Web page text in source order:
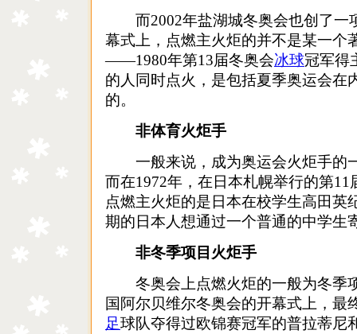
而2002年盐湖城冬奥会也创了一
幕式上，点燃主火炬的并不是某一个
――1980年第13届冬奥会冰球冠军得
的人同时点火，是包括夏季奥运会在
的。
非体育火炬手
一般来说，成为奥运会火炬手的
而在1972年，在日本札幌举行的第
点燃主火炬的是日本在校学生高田英
期的日本人想通过一个普通的中学生
非冬季项目火炬手
冬奥会上点燃火炬的一般为冬季
国阿尔贝维尔冬奥会的开幕式上，最
足球队夺得过欧锦赛冠军的普拉蒂尼